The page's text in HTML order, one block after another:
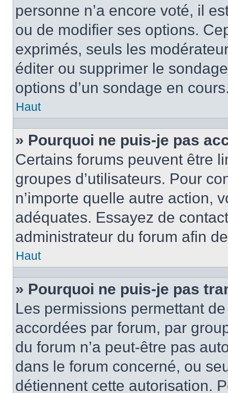
personne n’a encore voté, il
ou de modifier ses options.
exprimés, seuls les
éditer ou supprimer le
options d’un sondage en
Haut
» Pourquoi ne puis-je pas
Certains forums peuvent être
groupes d’utilisateurs. Pour
n’importe quelle autre action,
adéquates. Essayez de
administrateur du forum afin
Haut
» Pourquoi ne puis-je pas
Les permissions permettant
accordées par forum, par
du forum n’a peut-être pas
dans le forum concerné, ou
détiennent cette autorisation.